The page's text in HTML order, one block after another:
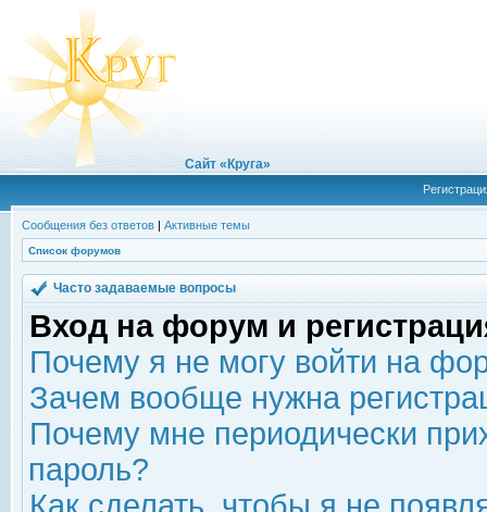
Сайт «Круга»
Сообщения без ответов | Активные темы
Список форумов
Часто задаваемые вопросы
Вход на форум и
Почему я не могу войти на
Зачем вообще нужна
Почему мне периодически
пароль?